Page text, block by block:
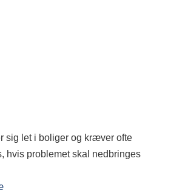
sig let i boliger og kræver ofte
hvis problemet skal nedbringes